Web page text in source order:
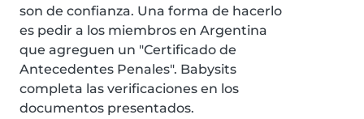
son de confianza. Una forma de hacerlo
es pedir a los miembros en Argentina
que agreguen un "Certificado de
Antecedentes Penales". Babysits
completa las verificaciones en los
documentos presentados.